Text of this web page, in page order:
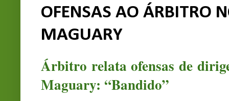
OFENSAS AO ÁRBITRO
MAGUARY
Árbitro relata ofensas de
Maguary: “Bandido”